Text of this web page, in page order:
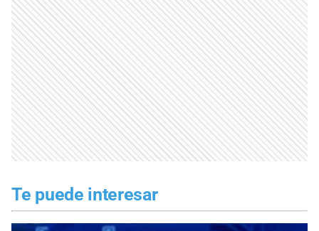
Te puede interesar